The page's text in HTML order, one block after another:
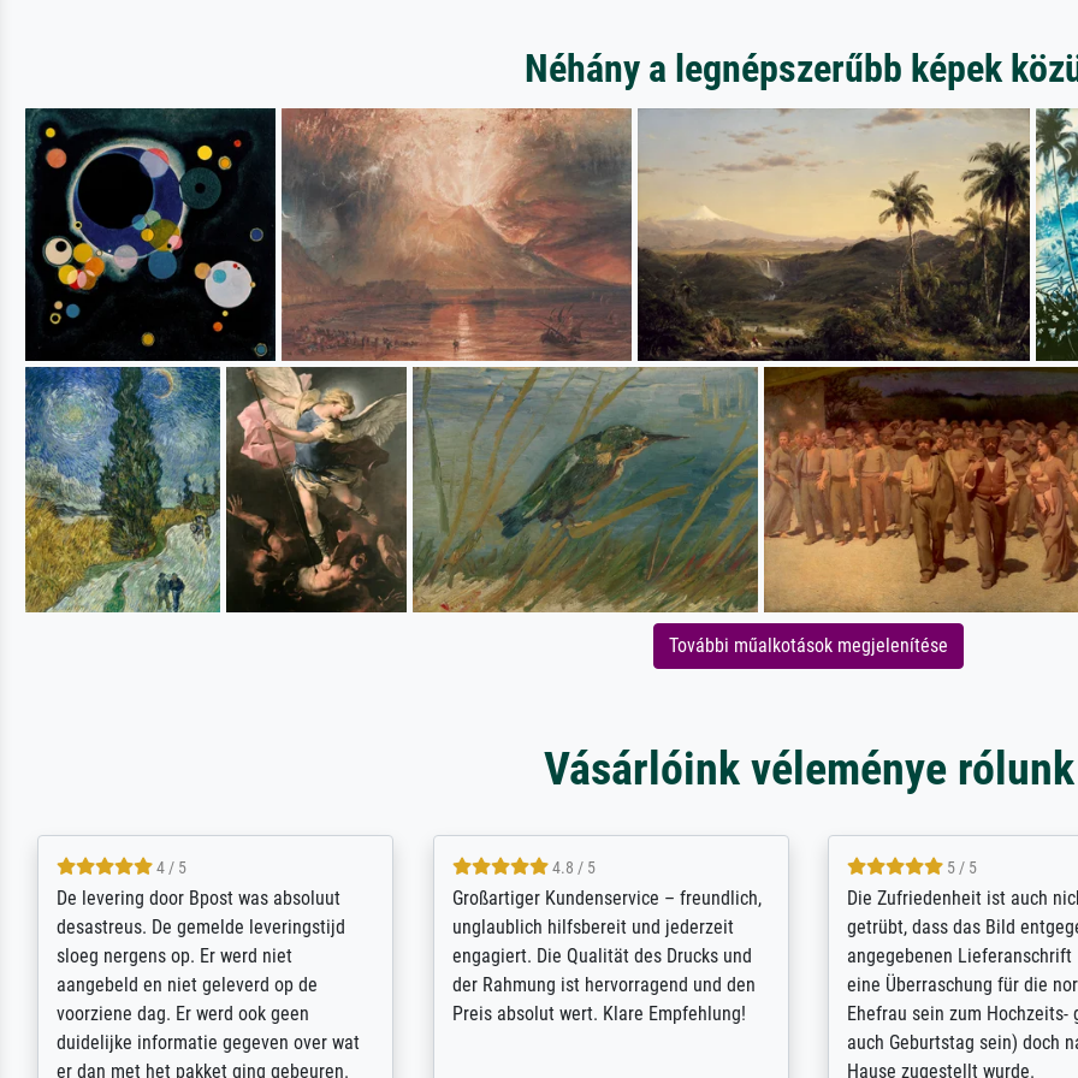
Néhány a legnépszerűbb képek
További műalkotások megjelenítése
Vásárlóink véleménye rólunk
5 / 5
Sehr gute Qualität des Leinwanddrucks
und des Rahmens! Unser Bild wurde
sehr sorgfältig und sicher verpackt, so
dass es unbeschadet bei uns ankam. Es
wird nicht unser letzter Meisterdruck
sein. Vielen Dank!
5 / 5
Für ein Erinnerungsbuch mit der
Feldpost meines Großvaters aus dem 1.
Weltkrieg benötigte ich ein
ausdrucksvolles Bild. Das habe ich bei
Ihnen gefunden. Bei der Auswahl der
4.8 / 5
Hervorragende Qualität.
vieles anpassen lassen, wie
Randentfernung, Farbe,
Kontrast und Weiteres. Sehr
Kontaktperson per Mail. Das
Kunstdruck) wurde sehr gut
sehr starke Papprolle mit